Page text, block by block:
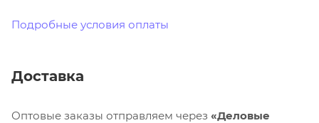
Подробные условия оплаты
Доставка
Оптовые заказы отправляем через «Деловые